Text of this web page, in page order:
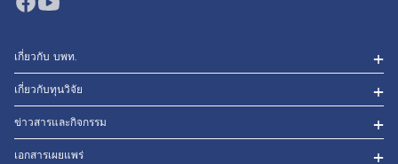
เกี่ยวกับ บพท.
เกี่ยวกับทุนวิจัย
ข่าวสารและกิจกรรม
เอกสารเผยแพร่